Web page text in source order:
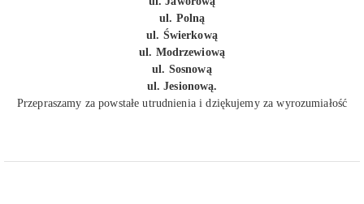
ul. Polną
ul. Świerkową
ul. Modrzewiową
ul. Sosnową
ul. Jesionową.
Przepraszamy za powstałe utrudnienia i dziękujemy za wyrozumiałość